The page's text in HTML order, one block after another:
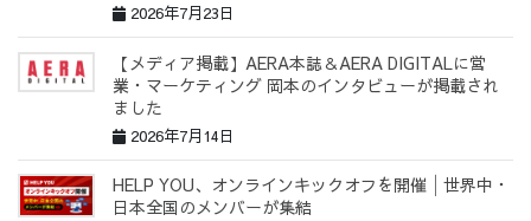
2026年7月23日
【メディア掲載】AERA本誌＆AERA DIGITALに営
業・マーケティング 岡本のインタビューが掲載され
ました
2026年7月14日
HELP YOU、オンラインキックオフを開催│世界中・
日本全国のメンバーが集結